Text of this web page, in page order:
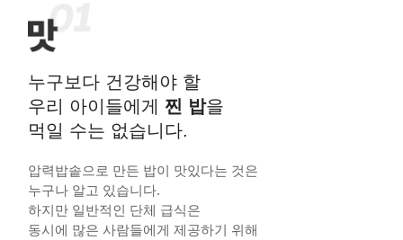
누구보다 건강해야 할
우리 아이들에게 찐 밥을
먹일 수는 없습니다.
압력밥솥으로 만든 밥이 맛있다는 것은
누구나 알고 있습니다.
하지만 일반적인 단체 급식은
동시에 많은 사람들에게 제공하기 위해